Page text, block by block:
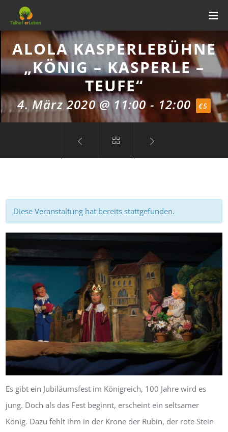
ALOLA KASPERLEBÜHNE
„KÖNIG – KASPERLE –
TEUFE“
4. März 2020 @ 11:00- 12:00 €5
Diese Veranstaltung hat bereits stattgefunden.
Es gibt ein Jubiläumsfest im Königreich, 100 Jahre wird es
jung. Doch als das Fest beginnt, erscheint ein seltsamer
König. Dazu fehlt ihm in der Krone der Rubin, der rote Stein